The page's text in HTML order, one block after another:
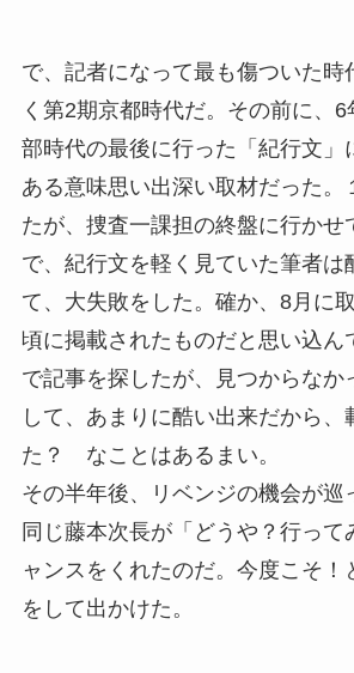
で、記者になって最も傷ついた時
く第2期京都時代だ。その前に、
部時代の最後に行った「紀行文」
ある意味思い出深い取材だった。
たが、捜査一課担の終盤に行かせ
で、紀行文を軽く見ていた筆者は
て、大失敗をした。確か、8月に
頃に掲載されたものだと思い込ん
で記事を探したが、見つからなか
して、あまりに酷い出来だから、
た？ なことはあるまい。
その半年後、リベンジの機会が巡
同じ藤本次長が「どうや？行って
ャンスをくれたのだ。今度こそ！
をして出かけた。